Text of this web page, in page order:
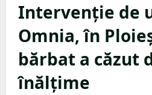
Intervenție de
Omnia, în
bărbat a căzut
înălțime